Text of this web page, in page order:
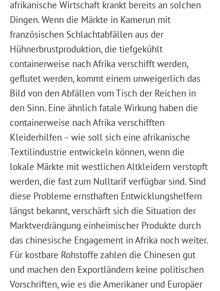
afrikanische Wirtschaft krankt bereits an solchen
Dingen. Wenn die Märkte in Kamerun mit
französischen Schlachtabfällen aus der
Hühnerbrustproduktion, die tiefgekühlt
containerweise nach Afrika verschifft werden,
geflutet werden, kommt einem unweigerlich das
Bild von den Abfällen vom Tisch der Reichen in
den Sinn. Eine ähnlich fatale Wirkung haben die
containerweise nach Afrika verschifften
Kleiderhilfen – wie soll sich eine afrikanische
Textilindustrie entwickeln können, wenn die
lokale Märkte mit westlichen Altkleidern verstopft
werden, die fast zum Nulltarif verfügbar sind. Sind
diese Probleme ernsthaften Entwicklungshelfern
längst bekannt, verschärft sich die Situation der
Marktverdrängung einheimischer Produkte durch
das chinesische Engagement in Afrika noch weiter.
Für kostbare Rohstoffe zahlen die Chinesen gut
und machen den Exportländern keine politischen
Vorschriften, wie es die Amerikaner und Europäer